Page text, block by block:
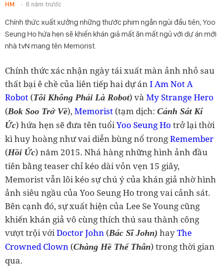
HM 6 năm trước
Chính thức xuất xưởng những thước phim ngắn ngủi đầu tiên, Yoo
Seung Ho hứa hẹn sẽ khiến khán giả mất ăn mất ngủ với dự án mới
nhà tvN mang tên Memorist.
Chính thức xác nhận ngày tái xuất màn ảnh nhỏ sau
thất bại ê chề của liên tiếp hai dự ánI Am Not A
Robot (Tôi Không Phải Là Robot) và My Strange Hero
(Bok Soo Trở Về),Memorist (tạm dịch: Cảnh Sát Kí
Ức) hứa hẹn sẽ đưa tên tuổiYoo Seung Ho trở lại thời
kì huy hoàng như vai diễn bùng nổ trongRemember
(Hồi Ức) năm 2015. Nhá hàng những hình ảnh đầu
tiên bằng teaser chỉ kéo dài vỏn vẹn 15 giây,
Memorist vẫn lôi kéo sự chú ý của khán giả nhờ hình
ảnh siêu ngầu của Yoo Seung Ho trong vai cảnh sát.
Bên cạnh đó, sự xuất hiện của Lee Se Young cũng
khiến khán giả vô cùng thích thú sau thành công
vượt trội vớiDoctor John (Bác Sĩ John) hayThe
Crowned Clown (Chàng Hề Thế Thân) trong thời gian
qua.